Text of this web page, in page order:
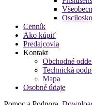
Cenník
Ako kúpiť
Predajcovia
Kontakt
Obchodné
Technická
Mapa
Osobné údaje